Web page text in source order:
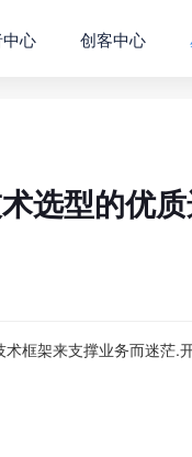
心 创客中心
选型的优
框架来支撑业务而迷茫.